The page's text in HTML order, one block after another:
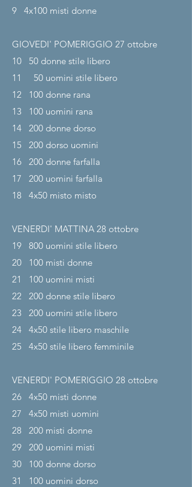
9
4x100 misti donne
GIOVEDI' POMERIGGIO 27 ottobre
10
50 donne stile libero
11
50 uomini stile libero
12
100 donne rana
13
100 uomini rana
14
200 donne dorso
15
200 dorso uomini
16
200 donne farfalla
17
200 uomini farfalla
18
4x50 misto misto
VENERDI' MATTINA 28 ottobre
19
800 uomini stile libero
20
100 misti donne
21
100 uomini misti
22
200 donne stile libero
23
200 uomini stile libero
24
4x50 stile libero maschile
25
4x50 stile libero femminile
VENERDI' POMERIGGIO 28 ottobre
26
4x50 misti donne
27
4x50 misti uomini
28
200 misti donne
29
200 uomini misti
30
100 donne dorso
31
100 uomini dorso